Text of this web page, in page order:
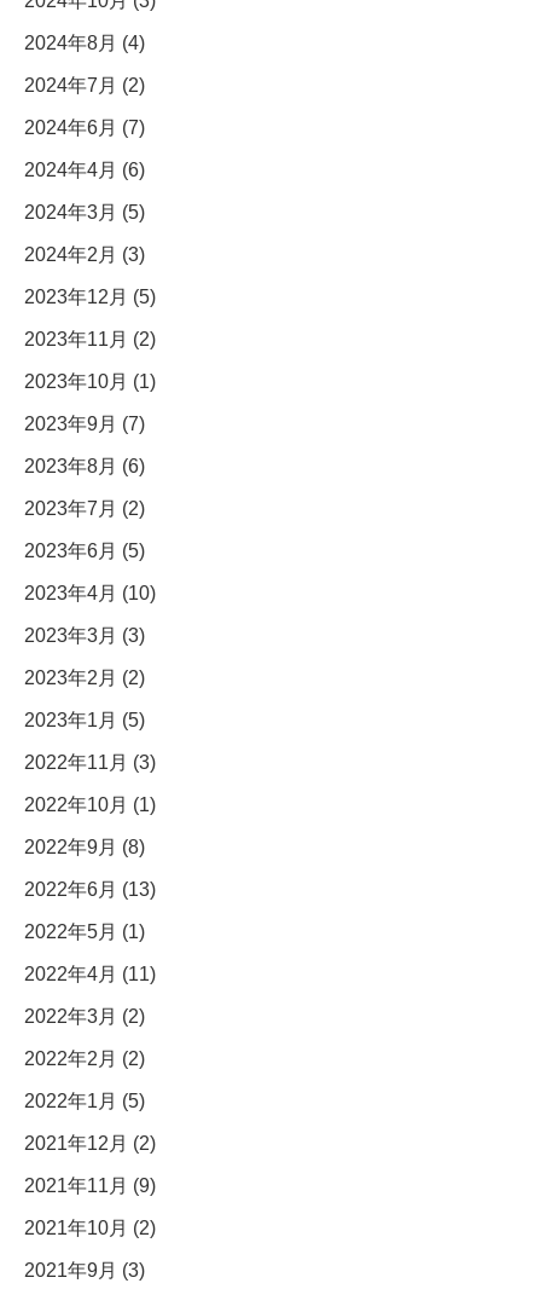
2024年8月 (4)
2024年7月 (2)
2024年6月 (7)
2024年4月 (6)
2024年3月 (5)
2024年2月 (3)
2023年12月 (5)
2023年11月 (2)
2023年10月 (1)
2023年9月 (7)
2023年8月 (6)
2023年7月 (2)
2023年6月 (5)
2023年4月 (10)
2023年3月 (3)
2023年2月 (2)
2023年1月 (5)
2022年11月 (3)
2022年10月 (1)
2022年9月 (8)
2022年6月 (13)
2022年5月 (1)
2022年4月 (11)
2022年3月 (2)
2022年2月 (2)
2022年1月 (5)
2021年12月 (2)
2021年11月 (9)
2021年10月 (2)
2021年9月 (3)